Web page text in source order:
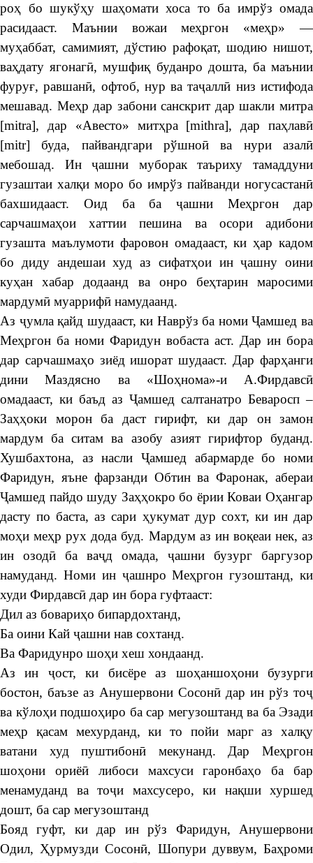
роҳ бо шукўҳу шаҳомати хоса то ба имрўз омада
расидааст. Маънии вожаи меҳргон «меҳр» —
муҳаббат, самимият, дўстию рафоқат, шодию нишот,
ваҳдату ягонагӣ, мушфиқ буданро дошта, ба маънии
фуруғ, равшанӣ, офтоб, нур ва таҷаллӣ низ истифода
мешавад. Меҳр дар забони санскрит дар шакли митра
[mitra], дар «Авесто» митҳра [mithra], дар паҳлавӣ
[mitr] буда, пайвандгари рўшноӣ ва нури азалӣ
мебошад. Ин ҷашни муборак таъриху тамаддуни
гузаштаи халқи моро бо имрўз пайванди ногусастанӣ
бахшидааст. Оид ба ба ҷашни Меҳргон дар
сарчашмаҳои хаттии пешина ва осори адибони
гузашта маълумоти фаровон омадааст, ки ҳар кадом
бо диду андешаи худ аз сифатҳои ин ҷашну оини
куҳан хабар додаанд ва онро беҳтарин маросими
мардумӣ муаррифӣ намудаанд.
Аз ҷумла қайд шудааст, ки Наврўз ба номи Ҷамшед ва
Меҳргон ба номи Фаридун вобаста аст. Дар ин бора
дар сарчашмаҳо зиёд ишорат шудааст. Дар фарҳанги
дини Маздясно ва «Шоҳнома»-и А.Фирдавсӣ
омадааст, ки баъд аз Ҷамшед салтанатро Беваросп –
Заҳҳоки морон ба даст гирифт, ки дар он замон
мардум ба ситам ва азобу азият гирифтор буданд.
Хушбахтона, аз насли Ҷамшед абармарде бо номи
Фаридун, яъне фарзанди Обтин ва Фаронак, абераи
Ҷамшед пайдо шуду Заҳҳокро бо ёрии Коваи Оҳангар
дасту по баста, аз сари ҳукумат дур сохт, ки ин дар
моҳи меҳр рух дода буд. Мардум аз ин воқеаи нек, аз
ин озодӣ ба ваҷд омада, ҷашни бузург баргузор
намуданд. Номи ин ҷашнро Меҳргон гузоштанд, ки
худи Фирдавсӣ дар ин бора гуфтааст:
Дил аз бовариҳо бипардохтанд,
Ба оини Кай ҷашни нав сохтанд.
Ва Фаридунро шоҳи хеш хондаанд.
Аз ин ҷост, ки бисёре аз шоҳаншоҳони бузурги
бостон, баъзе аз Анушервони Сосонӣ дар ин рўз тоҷ
ва кўлоҳи подшоҳиро ба сар мегузоштанд ва ба Эзади
меҳр қасам мехурданд, ки то пойи марг аз халқу
ватани худ пуштибонӣ мекунанд. Дар Меҳргон
шоҳони ориёӣ либоси махсуси гаронбаҳо ба бар
менамуданд ва тоҷи махсусеро, ки нақши хуршед
дошт, ба сар мегузоштанд
Бояд гуфт, ки дар ин рўз Фаридун, Анушервони
Одил, Ҳурмузди Сосонӣ, Шопури дуввум, Баҳроми